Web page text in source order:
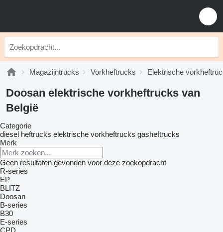
Magazijntrucks Vorkheftrucks Elektrische
Doosan elektrische vorkheftrucks van
België
Categorie
diesel heftrucks elektrische vorkheftrucks gasheftrucks
Merk
Geen resultaten gevonden voor deze zoekopdracht
R-series
EP
BLITZ
Doosan
B-series
B30
E-series
CPD